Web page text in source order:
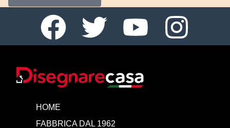
HOME
FABBRICA DAL 1962